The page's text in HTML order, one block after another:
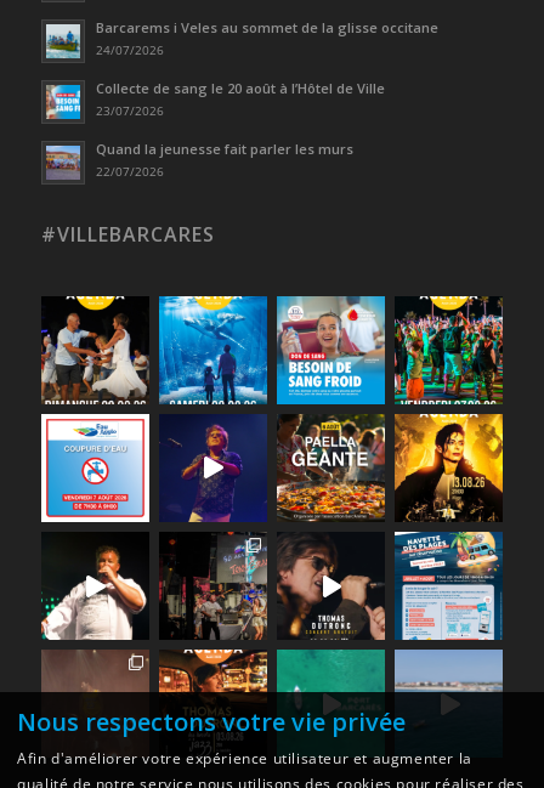
Barcarems i Veles au sommet de la glisse occitane
24/07/2026
Collecte de sang le 20 août à l’Hôtel de Ville
23/07/2026
Quand la jeunesse fait parler les murs
22/07/2026
#VILLEBARCARES
Nous respectons votre vie privée
Afin d'améliorer votre expérience utilisateur et augmenter la